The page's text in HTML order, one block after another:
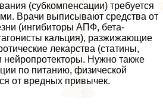
(субкомпенсации) требуется
Врачи выписывают средства от
(ингибиторы АПФ, бета-
кальция), разжижающие
лекарства (статины,
Нужно также
по питанию, физической
от вредных привычек.